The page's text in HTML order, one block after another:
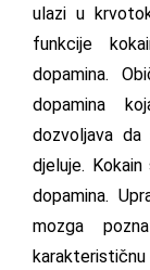
ulazi u
funkcije
dopamina.
dopamina
dozvoljava
djeluje.
dopamina.
mozga
karakterističnu